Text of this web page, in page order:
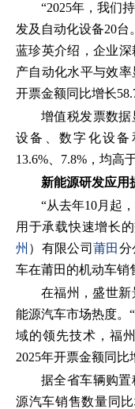
“2025年，我们
发及自动化设备20台
蓝珍英介绍，企业
产自动化水平与效率
开票金额同比增长
增值税发票数据
设备、数字化设备
13.6%、7.8%，均高
新能源研发应用
“从去年10月起
用于承载快速增长
州 ）有限公司莆田 分
车在莆田的机动车销
在福州，盛世
能源汽车市场热度。
域的领先技术，福
2025年开票金额同比
据全省车辆购置
源汽车销售数量同